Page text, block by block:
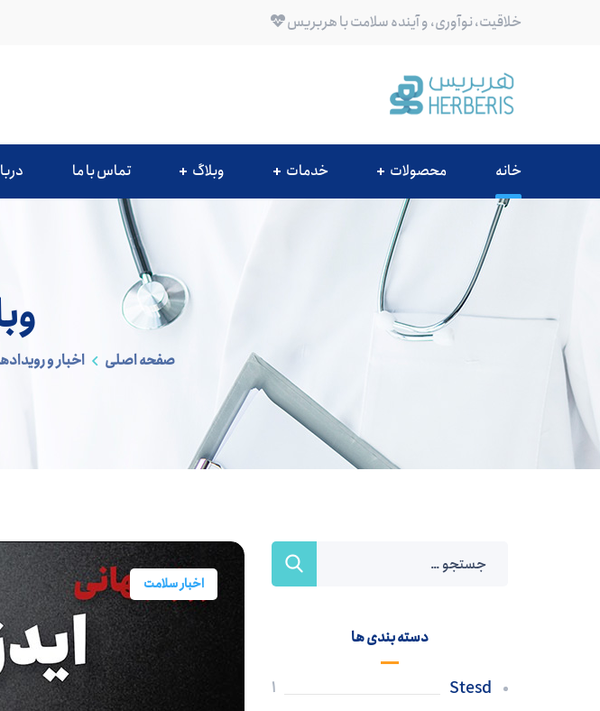
خلاقیت، نوآوری، و آینده سلامت با هربریس
خانه محصولات خدمات وبلاگ تماس با ما
صفحه اصلی اخبار و
اخبار سلامت
دسته بندی ها
Stesd
1